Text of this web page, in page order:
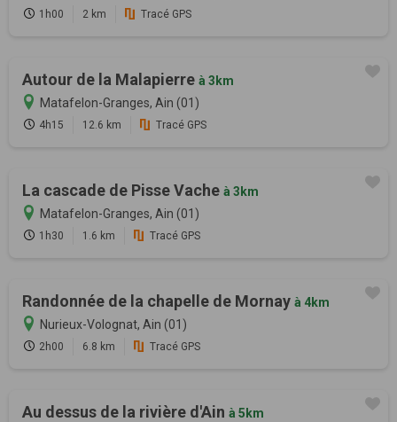
1h00 2 km Tracé GPS
Autour de la Malapierre à 3km
Matafelon-Granges, Ain (01)
4h15 12.6 km Tracé GPS
La cascade de Pisse Vache à 3km
Matafelon-Granges, Ain (01)
1h30 1.6 km Tracé GPS
Randonnée de la chapelle de Mornay à 4km
Nurieux-Volognat, Ain (01)
2h00 6.8 km Tracé GPS
Au dessus de la rivière d'Ain à 5km